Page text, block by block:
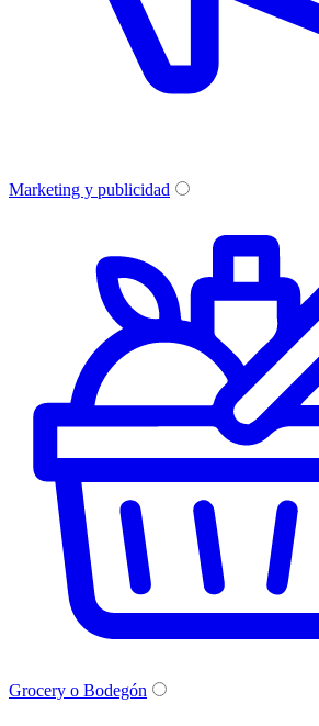
Marketing y publicidad
Grocery o Bodegón